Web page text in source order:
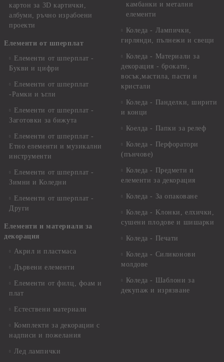
картон за 3D картички,
албуми, ръчно израбоени
проекти
Елементи от шперплат
Елементи от шперплат -
Букви и цифри
Елементи от шперплат
-Рамки и ъгли
Елементи от шперплат -
Заготовки за бижута
Елементи от шперплат -
Етно елементи и музикални
инструменти
Елементи от шперплат -
Зимни и Коледни
Елементи от шперплат -
Други
Елементи и материали за
декорация
Акрил и пластмаса
Дървени елементи
Елементи от филц, фоам и
плат
Естествени материали
Комплекти за декорации с
надписи и пожелания
Лед лампички
камбанки и метални
елементи
Коледа - Лампички,
гирлянди, пълнежи и свещи
Коледа - Материали за
декорация - брокати,
восък,мастила, пасти и
кристали
Коледа - Панделки, ширити
и конци
Коелда - Папки за релеф
Коледа - Перфоратори
(пънчове)
Коледа - Предмети и
елементи за декорация
Коледа - За опаковане
Коледа - Kлонки, елхички,
сушени плодове и шишарки
Коледа - Печати
Коледа - Силиконови
молдове
Коледа - Шаблони за
декупаж и изрязване